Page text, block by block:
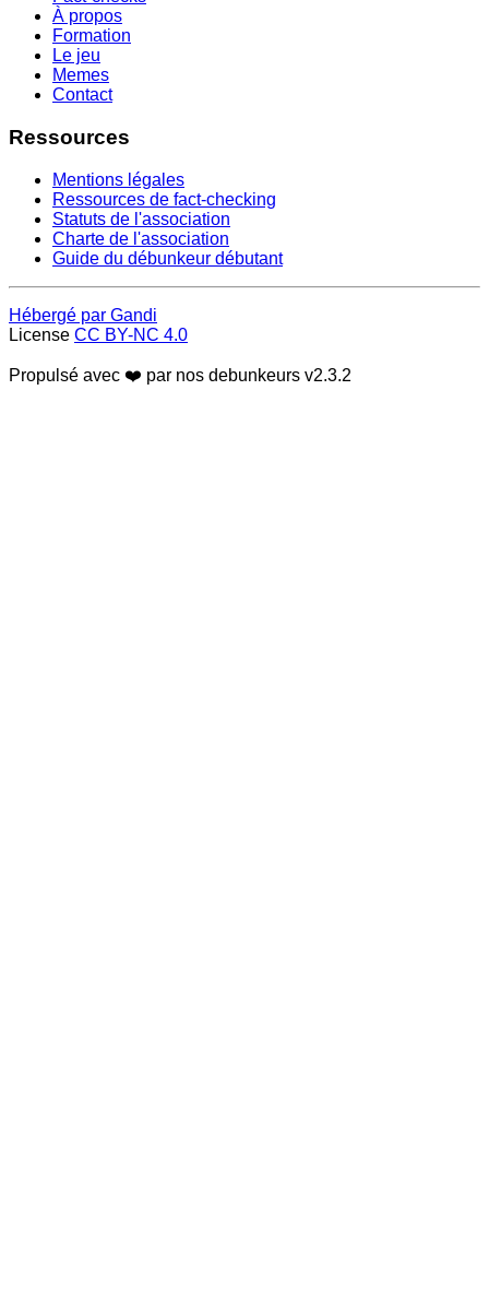
À propos
Formation
Le jeu
Memes
Contact
Ressources
Mentions légales
Ressources de fact-checking
Statuts de l'association
Charte de l'association
Guide du débunkeur débutant
Hébergé par Gandi
License CC BY-NC 4.0
Propulsé avec ❤️ par nos debunkeurs v2.3.2